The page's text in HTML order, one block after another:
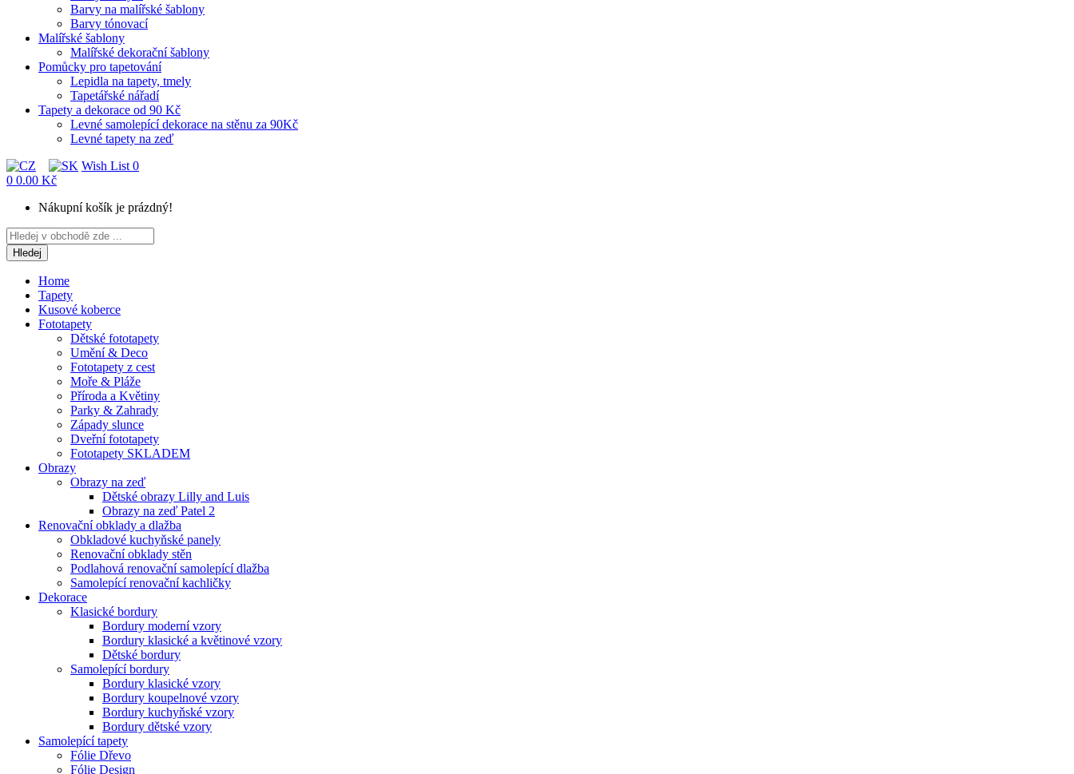
Barvy na malířské šablony
Barvy tónovací
Malířské šablony
Malířské dekorační šablony
Pomůcky pro tapetování
Lepidla na tapety, tmely
Tapetářské nářadí
Tapety a dekorace od 90 Kč
Levné samolepící dekorace na stěnu za 90Kč
Levné tapety na zeď
Wish List 0
0 0.00 Kč
Nákupní košík je prázdný!
Hledej
Home
Tapety
Kusové koberce
Fototapety
Dětské fototapety
Umění & Deco
Fototapety z cest
Moře & Pláže
Příroda a Květiny
Parky & Zahrady
Západy slunce
Dveřní fototapety
Fototapety SKLADEM
Obrazy
Obrazy na zeď
Dětské obrazy Lilly and Luis
Obrazy na zeď Patel 2
Renovační obklady a dlažba
Obkladové kuchyňské panely
Renovační obklady stěn
Podlahová renovační samolepící dlažba
Samolepící renovační kachličky
Dekorace
Klasické bordury
Bordury moderní vzory
Bordury klasické a květinové vzory
Dětské bordury
Samolepící bordury
Bordury klasické vzory
Bordury koupelnové vzory
Bordury kuchyňské vzory
Bordury dětské vzory
Samolepící tapety
Fólie Dřevo
Fólie Design